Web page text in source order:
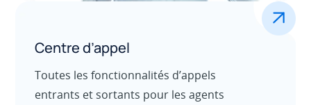
Centre d’appel
Toutes les fonctionnalités d’appels
entrants et sortants pour les agents
.